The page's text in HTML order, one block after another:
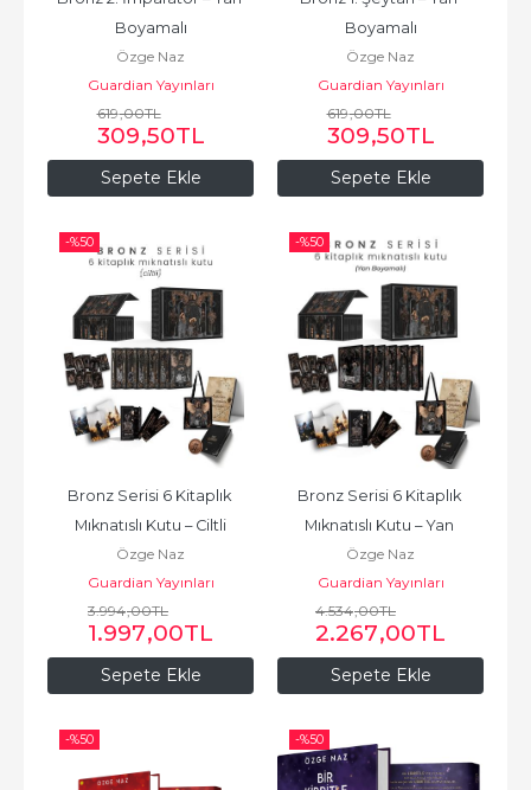
Sepete Ekle
Boyamalı
Özge Naz
Guardian Yayınları
619,00TL
309,50TL
Sepete Ekle
Boyamalı
Özge Naz
Guardian Yayınları
619,00TL
309,50TL
-%50
Sepete Ekle
Bronz Serisi 6 Kitaplık
Mıknatıslı Kutu – Ciltli
Özge Naz
Guardian Yayınları
3.994,00TL
1.997,00TL
-%50
Sepete Ekle
Bronz Serisi 6 Kitaplık
Mıknatıslı Kutu – Yan
Boyamalı
Özge Naz
Guardian Yayınları
4.534,00TL
2.267,00TL
-%50 -%50